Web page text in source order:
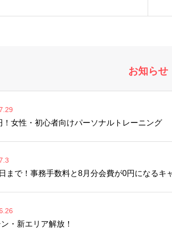
お知らせ
！女性・初心者向けパーソナルトレーニング
まで！事務手数料と8月分会費が0円になるキ
・新エリア解放！